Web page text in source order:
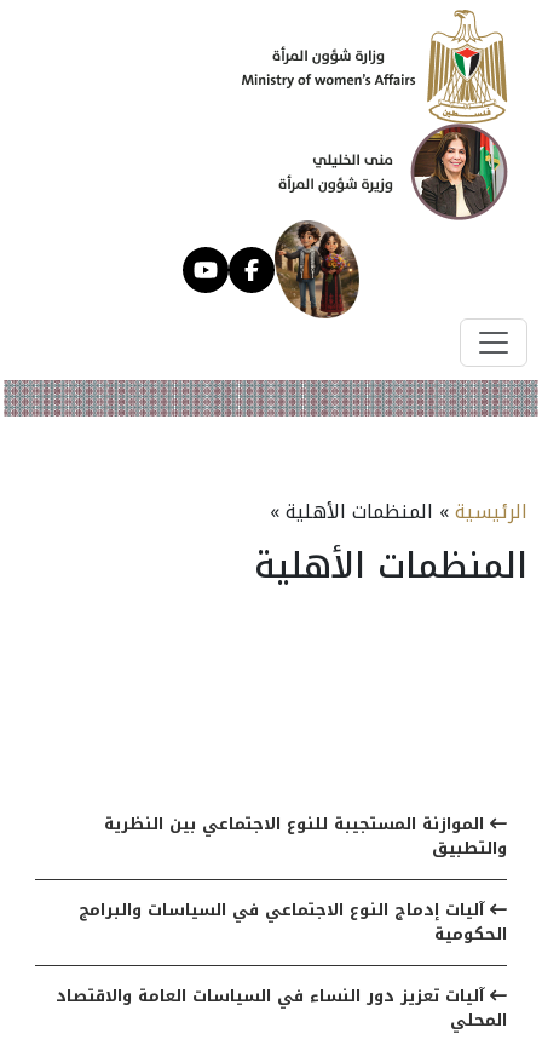
الرئيسية» المنظمات الأهلية »
المنظمات الأهلية
الموازنة المستجيبة للنوع الاجتماعي بين النظرية
والتطبيق
آليات إدماج النوع الاجتماعي في السياسات والبرامج
الحكومية
آليات تعزيز دور النساء في السياسات العامة والاقتصاد
المحلي